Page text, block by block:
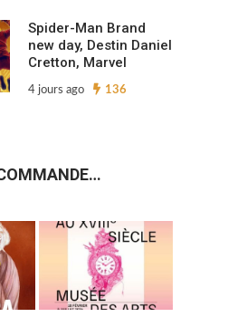
Spider-Man Brand
new day, Destin Daniel
Cretton, Marvel
4 jours ago 136